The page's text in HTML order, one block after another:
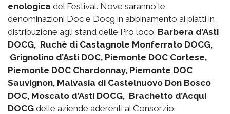
enologica del Festival. Nove saranno le
denominazioni Doc e Docg in abbinamento ai piatti in
distribuzione agli stand delle Pro loco: Barbera d’Asti
DOCG, Ruchè di Castagnole Monferrato DOCG,
Grignolino d’Asti DOC, Piemonte DOC Cortese,
Piemonte DOC Chardonnay, Piemonte DOC
Sauvignon, Malvasia di Castelnuovo Don Bosco
DOC, Moscato d’Asti DOCG, Brachetto d’Acqui
DOCG delle aziende aderenti al Consorzio.